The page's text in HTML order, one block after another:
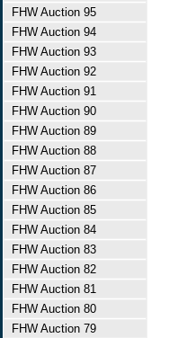
FHW Auction 95
FHW Auction 94
FHW Auction 93
FHW Auction 92
FHW Auction 91
FHW Auction 90
FHW Auction 89
FHW Auction 88
FHW Auction 87
FHW Auction 86
FHW Auction 85
FHW Auction 84
FHW Auction 83
FHW Auction 82
FHW Auction 81
FHW Auction 80
FHW Auction 79